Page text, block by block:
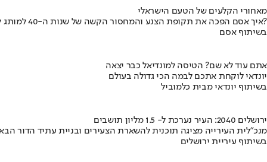
מאחורי הקלעים של הטעם הישראלי
איך אסם הפכה את תקופת הצנע והמחסור הקשה של שנות ה-40 למותג לאומי?
בשיתוף אסם
אתם עוד לא שם? הטיסה למונדיאל כבר יצאה
יונדאי לוקחת אתכם לבמה הכי גדולה בעולם
בשיתוף יונדאי מבית כלמוביל
ירושלים 2040: העיר נערכת ל- 1.5 מליון תושבים
מנכ"לית העירייה מציגה תוכנית להשארת הצעירים ובניית עתיד הדור
בשיתוף עיריית ירושלים